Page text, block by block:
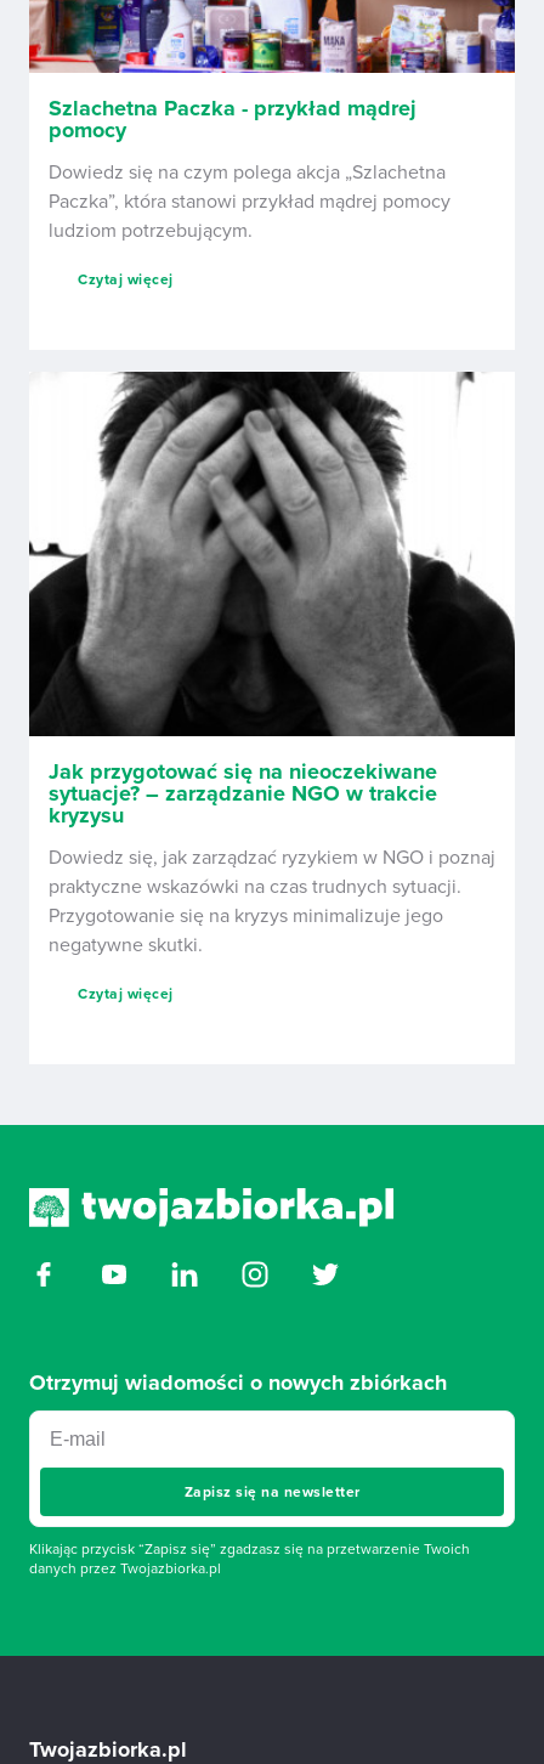
Szlachetna Paczka - przykład mądrej
pomocy
Dowiedz się na czym polega akcja „Szlachetna
Paczka”, która stanowi przykład mądrej pomocy
ludziom potrzebującym.
Czytaj więcej
Jak przygotować się na nieoczekiwane
sytuacje? – zarządzanie NGO w trakcie
kryzysu
Dowiedz się, jak zarządzać ryzykiem w NGO i poznaj
praktyczne wskazówki na czas trudnych sytuacji.
Przygotowanie się na kryzys minimalizuje jego
negatywne skutki.
Czytaj więcej
Otrzymuj wiadomości o nowych zbiórkach
Zapisz się na newsletter
Klikając przycisk “Zapisz się” zgadzasz się na przetwarzenie Twoich
danych przez Twojazbiorka.pl
Twojazbiorka.pl